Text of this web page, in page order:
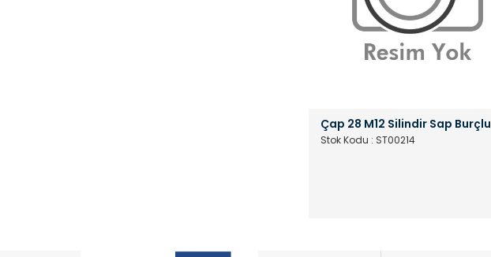
Çap 28 M12 Silindir Sap Burçlu
Stok Kodu : ST00214